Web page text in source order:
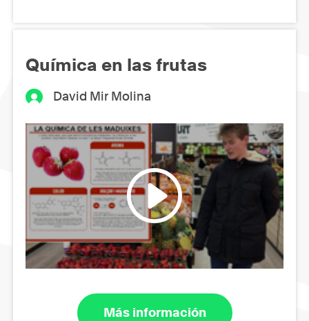
Química en las frutas
David Mir Molina
Más información